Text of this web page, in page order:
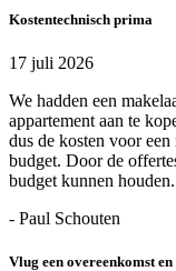
Kostentechnisch prima
17 juli 2026
We hadden een
appartement aan te
dus de kosten voor
budget. Door de
budget kunnen houden.
- Paul Schouten
Vlug een overeenkomst